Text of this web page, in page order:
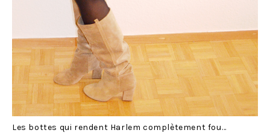
Les bottes qui rendent Harlem complètement fou…